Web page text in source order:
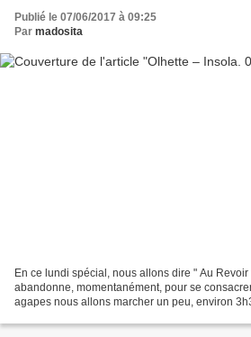
Publié le 07/06/2017 à 09:25
Par madosita
En ce lundi spécial, nous allons dire " Au
abandonne, momentanément, pour se
agapes nous allons marcher un peu, environ